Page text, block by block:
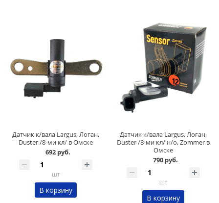
Датчик к/вала Largus, Логан,
Duster /8-ми кл/ в Омске
692 руб.
шт
В корзину
Датчик к/вала Largus, Логан,
Duster /8-ми кл/ н/о, Zommer в
Омске
790 руб.
шт
В корзину